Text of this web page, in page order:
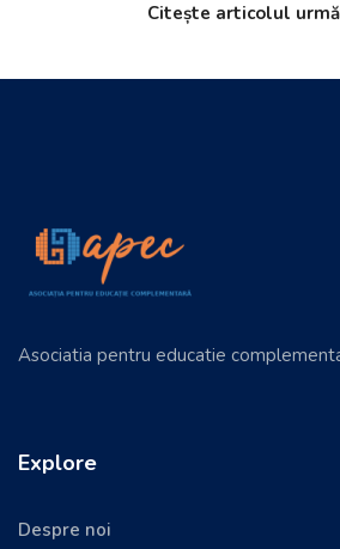
Citește articolul
Asociatia pentru educatie
Explore
Despre noi